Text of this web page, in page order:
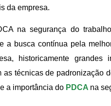
da empresa.
na segurança do
a busca contínua pela
historicamente grandes
as técnicas de padronização
a importância do PDCA na